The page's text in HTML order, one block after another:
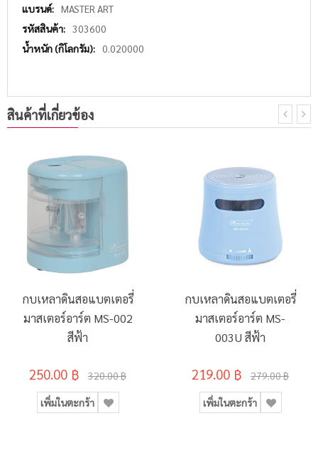
More
Information
MASTER ART
303600
0.020000
สินค้าที่เกี่ยวข้อง
กบเหลาดินสอแบตเตอรี่
มาสเตอร์อาร์ต MS-002
สีฟ้า
250.00 ฿ 320.00 ฿
เพิ่มในตะกร้า
กบเหลาดินสอแบตเตอรี่
มาสเตอร์อาร์ต MS-
003U สีฟ้า
219.00 ฿ 279.00 ฿
เพิ่มในตะกร้า